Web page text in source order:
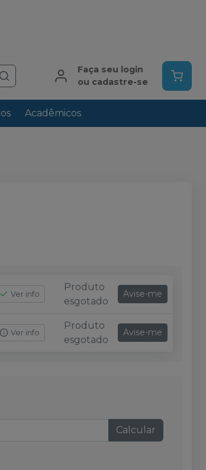
Faça seu login
ou cadastre-se
Acadêmicos
Ver info
Produto
esgotado
Avise-me
Ver info
Produto
esgotado
Avise-me
Calcular